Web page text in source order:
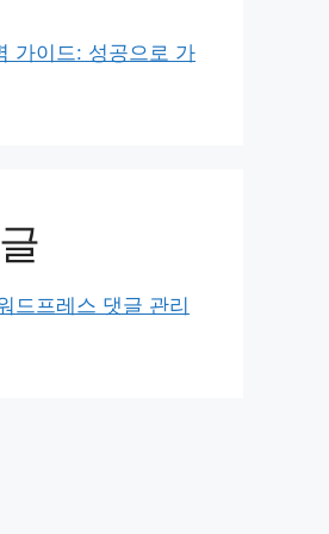
가이드: 성공으로 가
드프레스 댓글 관리